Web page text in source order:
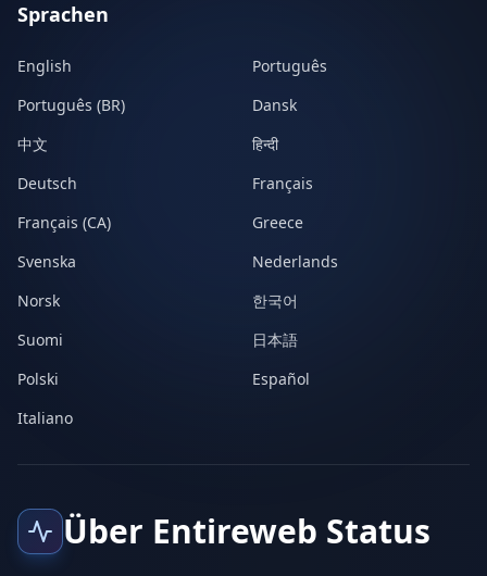
Sprachen
English
Português
Português (BR)
Dansk
中文
हिन्दी
Deutsch
Français
Français (CA)
Greece
Svenska
Nederlands
Norsk
한국어
Suomi
日本語
Polski
Español
Italiano
Über Entireweb Status